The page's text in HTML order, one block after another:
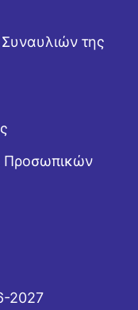
της
Προσωπικών
2027